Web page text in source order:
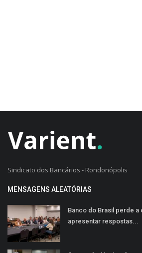
Sindicato dos Bancários - Rondonópolis
MENSAGENS ALEATÓRIAS
Banco do Brasil perde a
apresentar respostas...